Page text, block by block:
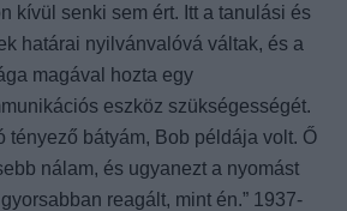
kívül senki sem ért. Itt a tanulási és
határai nyilvánvalóvá váltak, és a
magával hozta egy
eszköz szükségességét.
tényező bátyám, Bob példája volt. Ő
nálam, és ugyanezt a nyomást
reagált, mint én.” 1937-